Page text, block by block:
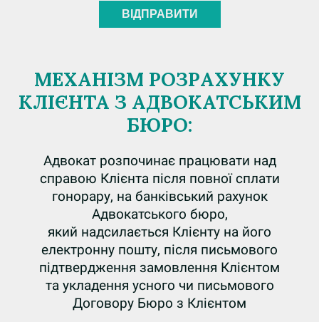
МЕХАНІЗМ РОЗРАХУНКУ
КЛІЄНТА З АДВОКАТСЬКИМ
БЮРО:
Адвокат розпочинає працювати над
справою Клієнта після повної сплати
гонорару, на банківський рахунок
Адвокатського бюро,
який надсилається Клієнту на його
електронну пошту, після письмового
підтвердження замовлення Клієнтом
та укладення усного чи письмового
Договору Бюро з Клієнтом